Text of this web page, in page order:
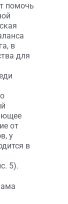
помочь
в
для
от
у
в
5).